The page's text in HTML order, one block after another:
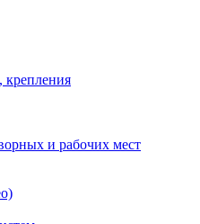
и рабочих мест